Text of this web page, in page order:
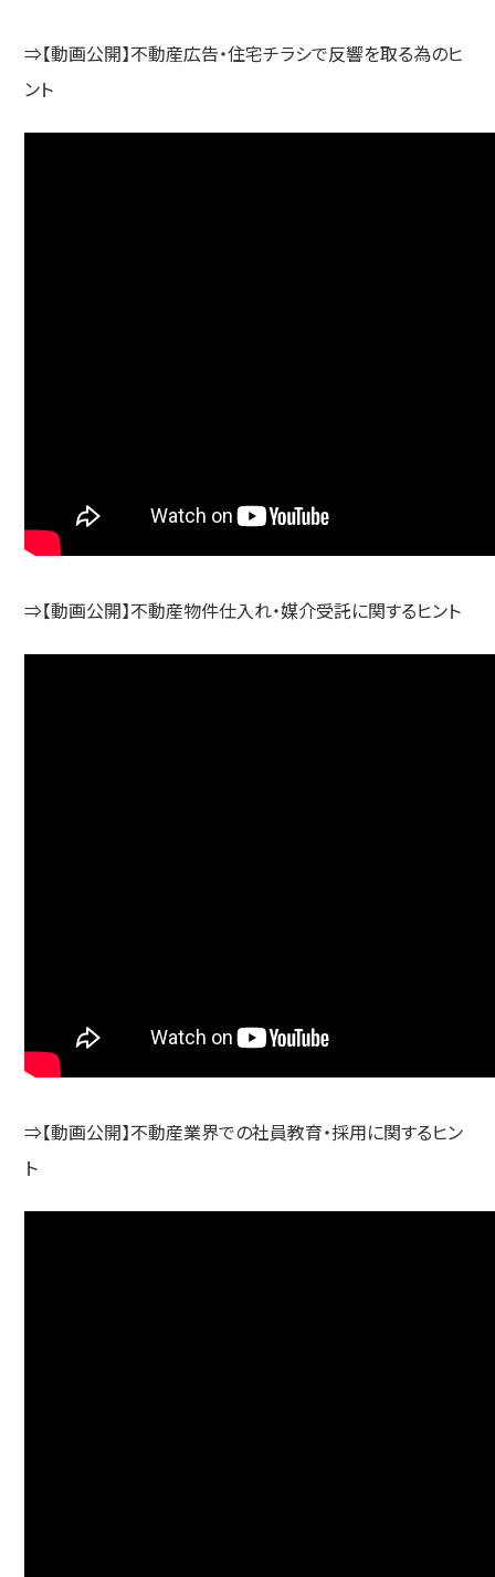
⇒【動画公開】不動産広告・住宅チラシで反響を取る為のヒ
ント
⇒【動画公開】不動産物件仕入れ・媒介受託に関するヒント
⇒【動画公開】不動産業界での社員教育・採用に関するヒン
ト